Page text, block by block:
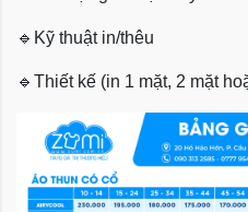
🔹 Kỹ thuật in/thêu
🔹 Thiết kế (in 1 mặt, 2 mặt